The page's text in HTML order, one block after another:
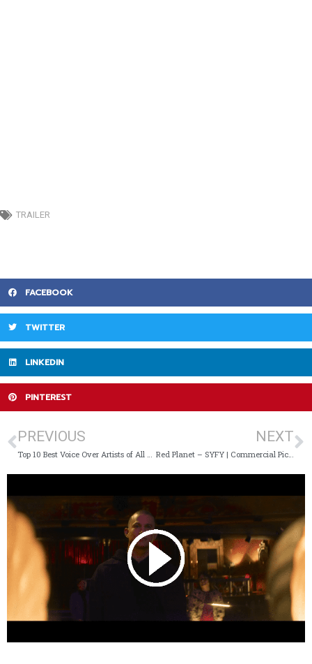
TRAILER
FACEBOOK
TWITTER
LINKEDIN
PINTEREST
PREVIOUS
Top 10 Best Voice Over Artists of All Time
NEXT
Red Planet – SYFY | Commercial Pick Of The Day